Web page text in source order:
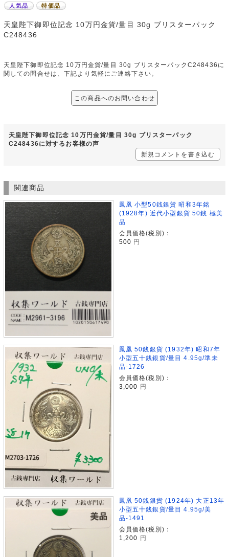
人気品 特価品
天皇陛下御即位記念 10万円金貨/量目 30g ブリスターパック
C248436
天皇陛下御即位記念 10万円金貨/量目 30g ブリスターパックC248436に
関しての問合せは、下記より気軽にご連絡下さい。
この商品へのお問い合わせ
天皇陛下御即位記念 10万円金貨/量目 30g ブリスターパック
C248436に対するお客様の声
新規コメントを書き込む
関連商品
鳳凰 小型50銭銀貨 昭和3年銘
(1928年) 近代小型銀貨 50銭 極美
品
会員価格(税別)：
500 円
鳳凰 50銭銀貨 (1932年) 昭和7年
小型五十銭銀貨/量目 4.95g/準未
品-1726
会員価格(税別)：
3,000
円
鳳凰 50銭銀貨 (1924年) 大正13年
小型五十銭銀貨/量目 4.95g/美
品-1491
会員価格(税別)：
1,200 円